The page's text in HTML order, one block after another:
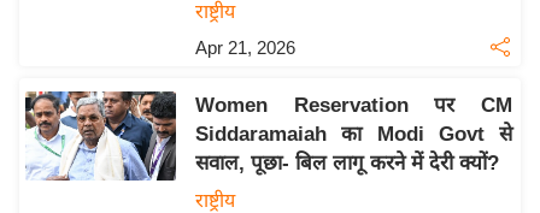
L
2
0
2
राष्ट्रीय
Apr 21, 2026
Women Reservation पर CM
Siddaramaiah का Modi Govt से
सवाल, पूछा- बिल लागू करने में देरी क्यों?
राष्ट्रीय